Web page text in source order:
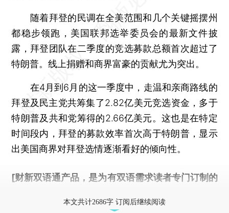
随着拜登的民调在全美范围和几个关键摇摆州
都稳步领跑，美国联邦选举委员会的最新文件披
露，拜登团队在二季度的竞选募款总额首次超过了
特朗普。线上捐赠和商界富豪的贡献尤为突出。
在4月到6月的这一季度中，走温和亲商路线的
拜登及民主党共筹集了2.82亿美元竞选资金，多于
特朗普及共和党筹得的2.66亿美元。这也是在特定
时间段内，拜登的募款效率首次高于特朗普，显示
出美国商界对拜登选情逐渐看好的倾向性。
[财新双语通产品，是为有双语需求读者专门订制的
本文共计2686字 订阅后继续阅读